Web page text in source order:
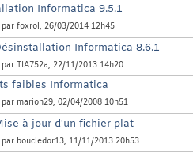
Informatica 9.5.1
par foxrol, 26/03/2014 12h45
Informatica 8.6.1
par TIA752a, 22/11/2013 14h20
faibles Informatica
par marion29, 02/04/2008 10h51
à jour d'un fichier plat
par boucledor13, 11/11/2013 20h53